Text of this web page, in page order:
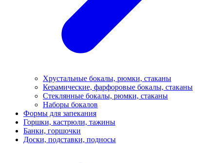
Хрустальные бокалы, рюмки, стаканы
Керамические, фарфоровые бокалы, стаканы
Стеклянные бокалы, рюмки, стаканы
Наборы бокалов
Формы для запекания
Горшки, кастрюли, тажины
Банки, горшочки
Доски, подставки, подносы